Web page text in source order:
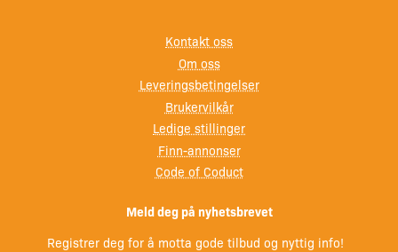
Kontakt oss
Om oss
Leveringsbetingelser
Brukervilkår
Ledige stillinger
Finn-annonser
Code of Coduct
Meld deg på nyhetsbrevet
Registrer deg for å motta gode tilbud og nyttig info!